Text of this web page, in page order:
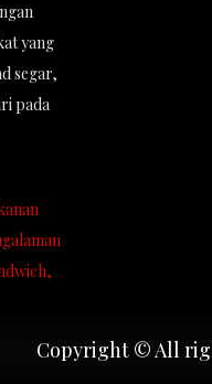
yang
segar,
pada
Copyright © All